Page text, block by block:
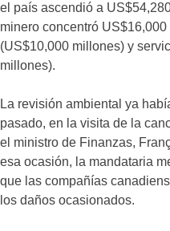
el país ascendió a
minero concentró
(US$10,000 millones) y
millones).
La revisión ambiental ya
pasado, en la visita de la
el ministro de Finanzas,
esa ocasión, la mandataria
que las compañías
los daños ocasionados.